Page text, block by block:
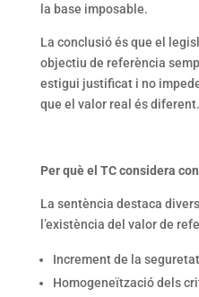
la base imposable.
La conclusió és que el
objectiu de referència
estigui justificat i no
que el valor real és diferent.
Per què el TC considera
La sentència destaca
l’existència del valor de
Increment de la
Homogeneïtzació dels